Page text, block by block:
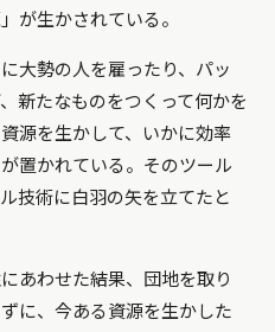
が生かされている。
大勢の人を雇ったり、パッ
新たなものをつくって何かを
源を生かして、いかに効率
置かれている。そのツール
技術に白羽の矢を立てたと
あわせた結果、団地を取り
に、今ある資源を生かした